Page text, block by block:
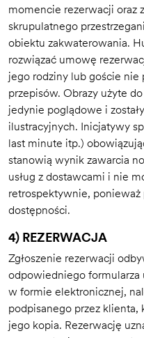
momencie rezerwacji oraz
skrupulatnego
obiektu zakwaterowania.
rozwiązać umowę
jego rodziny lub goście nie
przepisów. Obrazy użyte
jedynie poglądowe i
ilustracyjnych. Inicjatywy
last minute itp.)
stanowią wynik zawarcia
usług z dostawcami i nie
retrospektywnie,
dostępności.
4) REZERWACJA
Zgłoszenie rezerwacji
odpowiedniego
w formie elektronicznej,
podpisanego przez klienta,
jego kopia. Rezerwację